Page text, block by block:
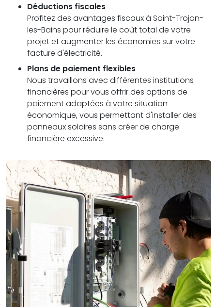
Déductions fiscales
Profitez des avantages fiscaux à Saint-Trojan-
les-Bains pour réduire le coût total de votre
projet et augmenter les économies sur votre
facture d'électricité.
Plans de paiement flexibles
Nous travaillons avec différentes institutions
financières pour vous offrir des options de
paiement adaptées à votre situation
économique, vous permettant d'installer des
panneaux solaires sans créer de charge
financière excessive.